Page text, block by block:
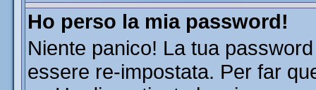
Ho perso la mia password!
Niente panico! La tua
essere re-impostata. Per far